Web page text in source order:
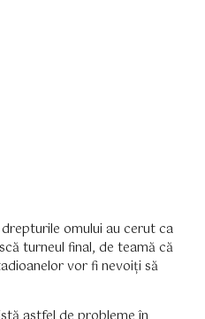
omului au cerut ca
turneul final, de teamă că
vor fi nevoiți să